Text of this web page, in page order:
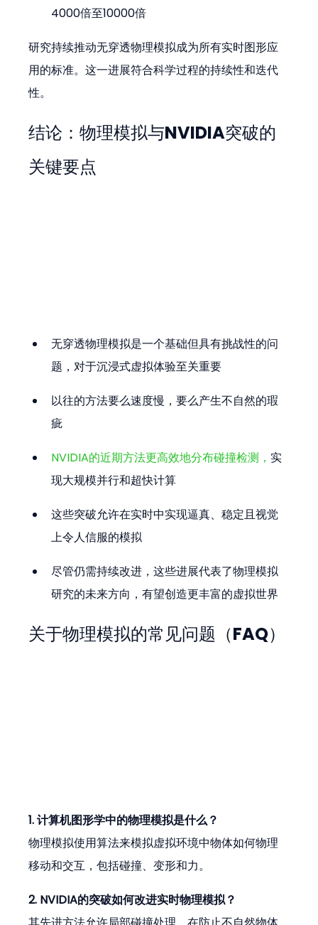
4000倍至10000倍
研究持续推动无穿透物理模拟成为所有实时图形应
用的标准。这一进展符合科学过程的持续性和迭代
性。
结论：物理模拟与NVIDIA突破的
关键要点
无穿透物理模拟是一个基础但具有挑战性的问
题，对于沉浸式虚拟体验至关重要
以往的方法要么速度慢，要么产生不自然的瑕
疵
NVIDIA的近期方法更高效地分布碰撞检测， 实
现大规模并行和超快计算
这些突破允许在实时中实现逼真、稳定且视觉
上令人信服的模拟
尽管仍需持续改进，这些进展代表了物理模拟
研究的未来方向，有望创造更丰富的虚拟世界
关于物理模拟的常见问题（FAQ）
1. 计算机图形学中的物理模拟是什么？
物理模拟使用算法来模拟虚拟环境中物体如何物理
移动和交互，包括碰撞、变形和力。
2. NVIDIA的突破如何改进实时物理模拟？